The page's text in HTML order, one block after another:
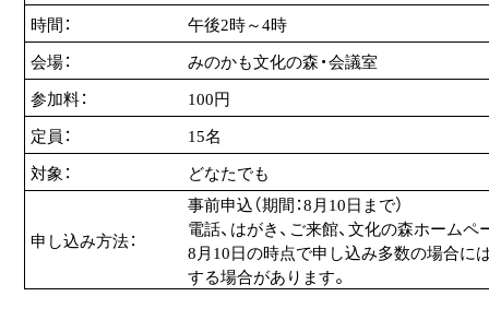
時間：
午後2時～4時
会場：
みのかも文化の森・会議室
参加料：
100円
定員：
15名
対象：
どなたでも
申し込み方法：
事前申込（期間：8月10日まで）
電話、はがき、ご来館、文化の森ホーム
8月10日の時点で申し込み多数の場合に
する場合があります。